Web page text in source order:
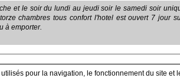
et le soir du lundi au jeudi soir le samedi soir
chambres tous confort l'hotel est ouvert 7 jour
à emporter.
les prestataires
pour la navigation, le fonctionnement du site et